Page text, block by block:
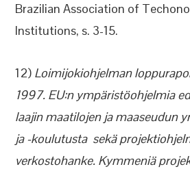
Brazilian Association of
Institutions, s. 3-15.
12) Loimijokiohjelman
1997. EU:n ympäristöohjelmia
laajin maatilojen ja maaseudun
ja -koulutusta sekä
verkostohanke. Kymmeniä